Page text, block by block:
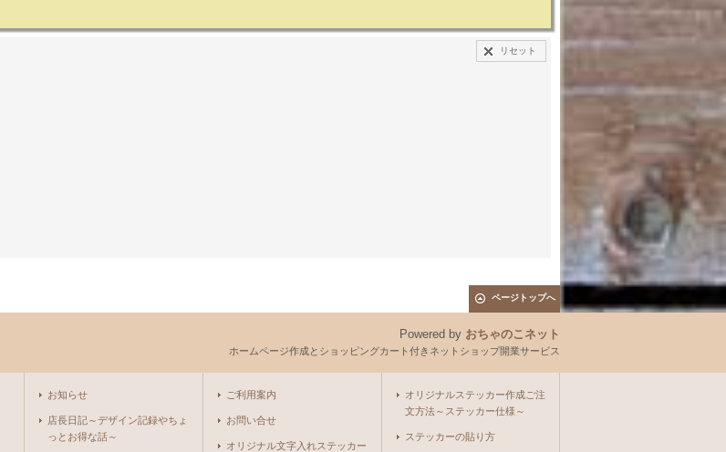
リセット
ページトップへ
Powered by おちゃのこネット
ホームページ作成とショッピングカート付きネットショップ開業サービス
お知らせ
店長日記～デザイン記録やちょ
っとお得な話～
ご利用案内
お問い合せ
オリジナル文字入れステッカー
オリジナルステッカー作成ご注
文方法～ステッカー仕様～
ステッカーの貼り方